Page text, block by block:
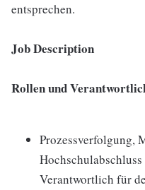
entsprechen.
Job Description
Rollen und
Prozessverfolgung,
Verantwortlich für